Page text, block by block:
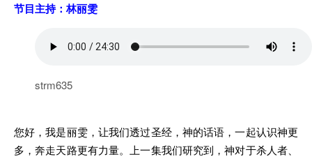
节目主持：林丽雯
strm635
您好，我是丽雯，让我们透过圣经，神的话语，一起认识神更
多，奔走天路更有力量。上一集我们研究到，神对于杀人者、